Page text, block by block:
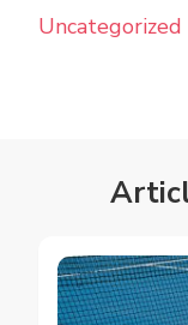
Uncategorized